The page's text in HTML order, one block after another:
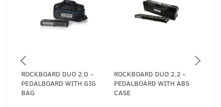
ROCKBOARD DUO 2.0 -
PEDALBOARD WITH GIG
BAG
ROCKBOARD DUO 2.2 -
PEDALBOARD WITH ABS
CASE